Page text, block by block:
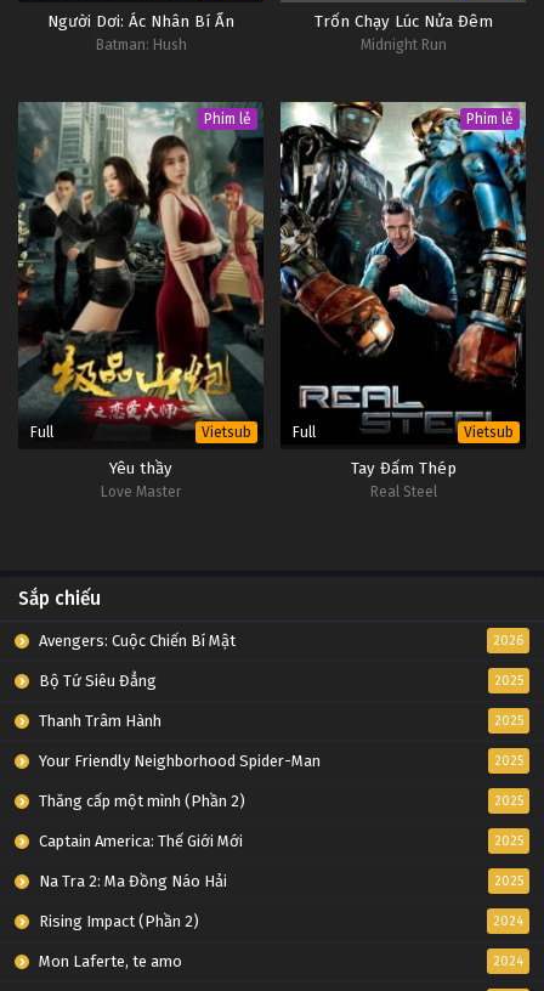
Người Dơi: Ác Nhân Bí Ẩn
Batman: Hush
Trốn Chạy Lúc Nửa Đêm
Midnight Run
Phim lẻ
Full Vietsub
Yêu thầy
Love Master
Phim lẻ
Full Vietsub
Tay Đấm Thép
Real Steel
Sắp chiếu
Avengers: Cuộc Chiến Bí Mật 2026
Bộ Tứ Siêu Đẳng 2025
Thanh Trâm Hành 2025
Your Friendly Neighborhood Spider-Man 2025
Thăng cấp một mình (Phần 2) 2025
Captain America: Thế Giới Mới 2025
Na Tra 2: Ma Đồng Náo Hải 2025
Rising Impact (Phần 2) 2024
Mon Laferte, te amo 2024